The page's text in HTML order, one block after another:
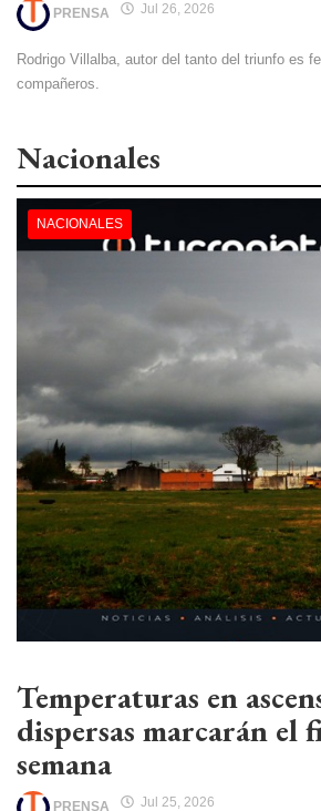
PRENSA Jul 26, 2026
Rodrigo Villalba, autor del tanto del triunfo es
compañeros.
Nacionales
NACIONALES
Temperaturas en
dispersas marcarán el
semana
PRENSA Jul 25, 2026